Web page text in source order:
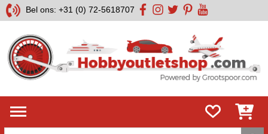
Bel ons: +31 (0) 72-5618707 facebook
instagram
twitterpinterest
youtube